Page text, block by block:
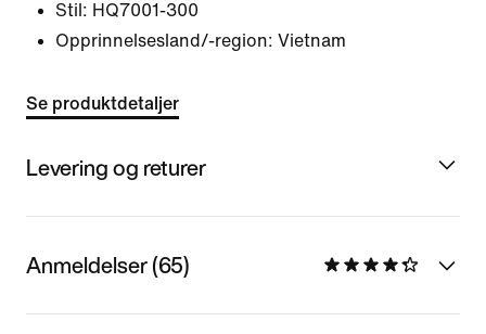
Stil: HQ7001-300
Opprinnelsesland/-region: Vietnam
Se produktdetaljer
Levering og returer
Anmeldelser (65)